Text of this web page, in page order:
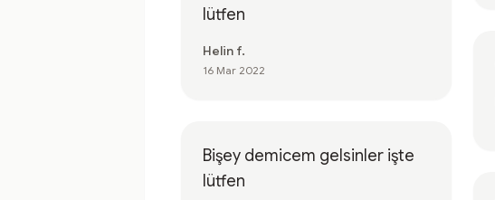
lütfen
Helin f.
16 Mar 2022
Bişey demicem gelsinler işte
lütfen